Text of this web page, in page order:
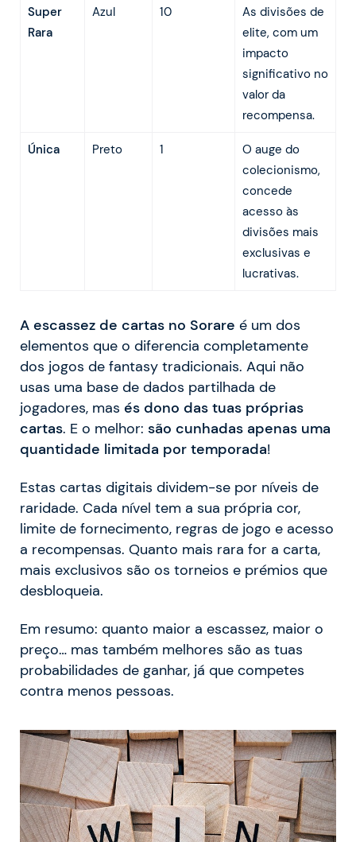
Super
Rara
Azul 10
As divisões de
elite, com um
impacto
significativo no
valor da
recompensa.
Única Preto 1
O auge do
colecionismo,
concede
acesso às
divisões mais
exclusivas e
lucrativas.
A escassez de cartas no Sorare é um dos
elementos que o diferencia completamente
dos jogos de fantasy tradicionais. Aqui não
usas uma base de dados partilhada de
jogadores, mas és dono das tuas próprias
cartas. E o melhor: são cunhadas apenas uma
quantidade limitada por temporada!
Estas cartas digitais dividem-se por níveis de
raridade. Cada nível tem a sua própria cor,
limite de fornecimento, regras de jogo e acesso
a recompensas. Quanto mais rara for a carta,
mais exclusivos são os torneios e prémios que
desbloqueia.
Em resumo: quanto maior a escassez, maior o
preço… mas também melhores são as tuas
probabilidades de ganhar, já que competes
contra menos pessoas.